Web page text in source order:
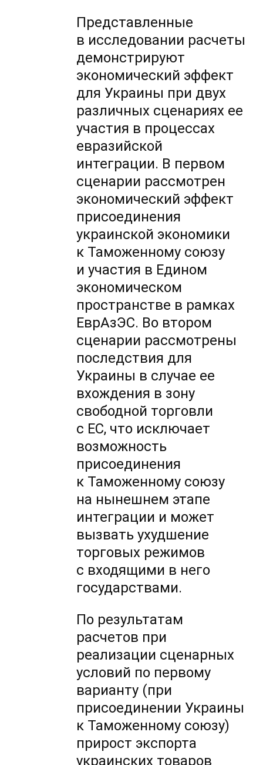
Представленные
в исследовании расчеты
демонстрируют
экономический эффект
для Украины при двух
различных сценариях ее
участия в процессах
евразийской
интеграции. В первом
сценарии рассмотрен
экономический эффект
присоединения
украинской экономики
к Таможенному союзу
и участия в Едином
экономическом
пространстве в рамках
ЕврАзЭС. Во втором
сценарии рассмотрены
последствия для
Украины в случае ее
вхождения в зону
свободной торговли
с ЕС, что исключает
возможность
присоединения
к Таможенному союзу
на нынешнем этапе
интеграции и может
вызвать ухудшение
торговых режимов
с входящими в него
государствами.
По результатам
расчетов при
реализации сценарных
условий по первому
варианту (при
присоединении Украины
к Таможенному союзу)
прирост экспорта
украинских товаров